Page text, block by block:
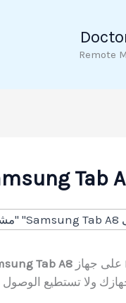
Remote
Tab A8
ولا تستطيع الوصول